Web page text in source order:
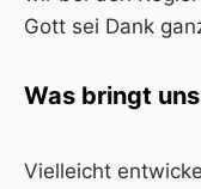
Gott sei Dank
Was bringt
Vielleicht